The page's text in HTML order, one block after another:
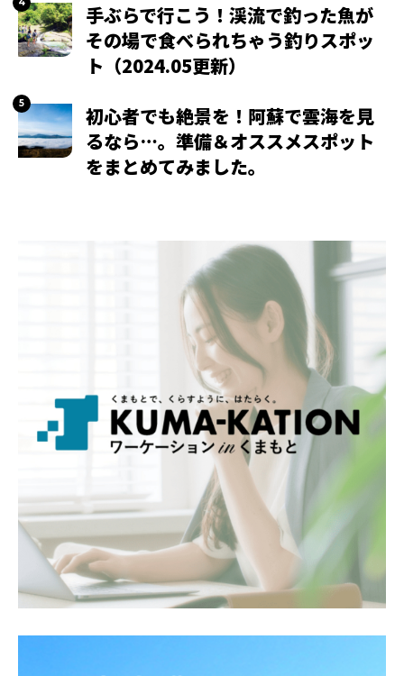
手ぶらで行こう！渓流で釣った魚が
その場で食べられちゃう釣りスポッ
ト（2024.05更新）
初心者でも絶景を！阿蘇で雲海を見
るなら…。準備＆オススメスポット
をまとめてみました。